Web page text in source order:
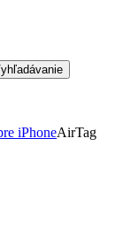
iPhoneAirTag